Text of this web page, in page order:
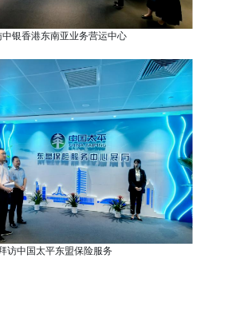
中银香港东南亚业务营运中心
访中国太平东盟保险服务